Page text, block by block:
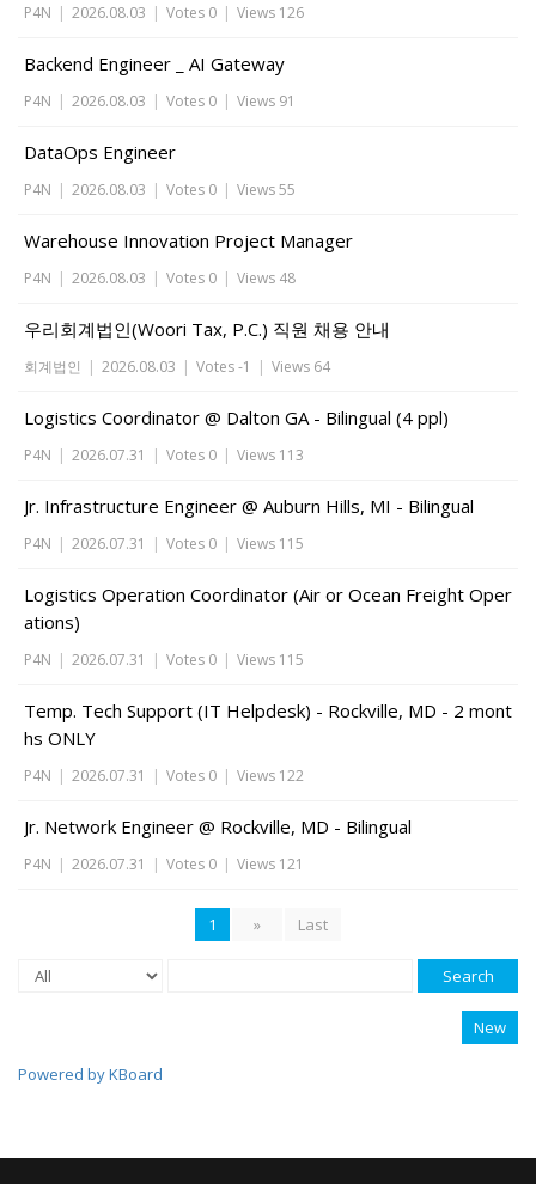
P4N | 2026.08.03 | Votes 0 | Views 126
Backend Engineer _ AI Gateway
P4N | 2026.08.03 | Votes 0 | Views 91
DataOps Engineer
P4N | 2026.08.03 | Votes 0 | Views 55
Warehouse Innovation Project Manager
P4N | 2026.08.03 | Votes 0 | Views 48
우리회계법인(Woori Tax, P.C.) 직원 채용 안내
회계법인 | 2026.08.03 | Votes -1 | Views 64
Logistics Coordinator @ Dalton GA - Bilingual (4 ppl)
P4N | 2026.07.31 | Votes 0 | Views 113
Jr. Infrastructure Engineer @ Auburn Hills, MI - Bilingual
P4N | 2026.07.31 | Votes 0 | Views 115
Logistics Operation Coordinator (Air or Ocean Freight Oper
ations)
P4N | 2026.07.31 | Votes 0 | Views 115
Temp. Tech Support (IT Helpdesk) - Rockville, MD - 2 mont
hs ONLY
P4N | 2026.07.31 | Votes 0 | Views 122
Jr. Network Engineer @ Rockville, MD - Bilingual
P4N | 2026.07.31 | Votes 0 | Views 121
1 » Last
Search
New
Powered by KBoard